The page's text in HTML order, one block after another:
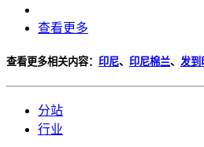
查看更多
查看更多相关内容： 印尼、 印尼棉兰、 发到
分站
行业